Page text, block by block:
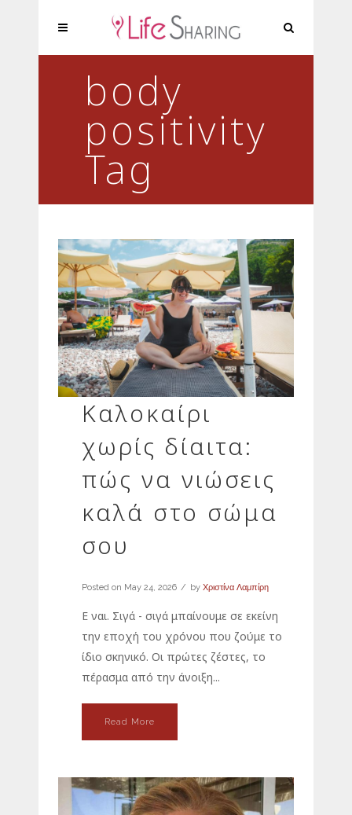
body
positivity
Tag
Καλοκαίρι
χωρίς δίαιτα:
πώς να νιώσεις
καλά στο σώμα
σου
Posted on May 24, 2026 by Χριστίνα Λαμπίρη
Ε ναι. Σιγά - σιγά μπαίνουμε σε εκείνη
την εποχή του χρόνου που ζούμε το
ίδιο σκηνικό. Οι πρώτες ζέστες, το
πέρασμα από την άνοιξη...
Read More